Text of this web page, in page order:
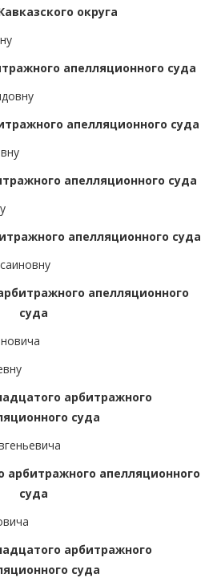
округа
апелляционного суда
апелляционного суда
апелляционного суда
апелляционного суда
апелляционного
суда
арбитражного
суда
арбитражного апелляционного
суда
арбитражного
суда